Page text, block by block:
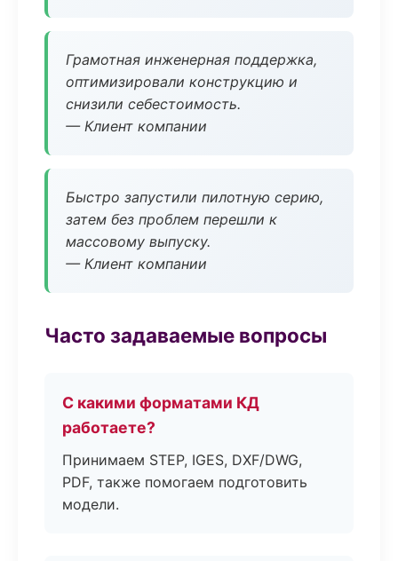
Грамотная инженерная поддержка,
оптимизировали конструкцию и
снизили себестоимость.
— Клиент компании
Быстро запустили пилотную серию,
затем без проблем перешли к
массовому выпуску.
— Клиент компании
Часто задаваемые вопросы
С какими форматами КД
работаете?
Принимаем STEP, IGES, DXF/DWG,
PDF, также помогаем подготовить
модели.